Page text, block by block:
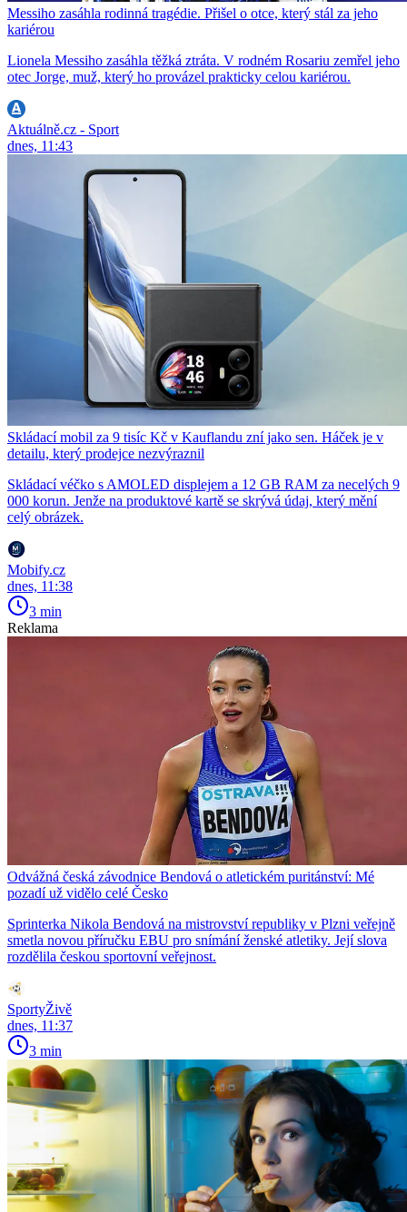
Messiho zasáhla rodinná tragédie. Přišel o otce, který stál za jeho
kariérou
Lionela Messiho zasáhla těžká ztráta. V rodném Rosariu zemřel jeho
otec Jorge, muž, který ho provázel prakticky celou kariérou.
Aktuálně.cz - Sport
dnes, 11:43
Skládací mobil za 9 tisíc Kč v Kauflandu zní jako sen. Háček je v
detailu, který prodejce nezvýraznil
Skládací véčko s AMOLED displejem a 12 GB RAM za necelých 9
000 korun. Jenže na produktové kartě se skrývá údaj, který mění
celý obrázek.
Mobify.cz
dnes, 11:38
3 min
Reklama
Odvážná česká závodnice Bendová o atletickém puritánství: Mé
pozadí už vidělo celé Česko
Sprinterka Nikola Bendová na mistrovství republiky v Plzni veřejně
smetla novou příručku EBU pro snímání ženské atletiky. Její slova
rozdělila českou sportovní veřejnost.
SportyŽivě
dnes, 11:37
3 min